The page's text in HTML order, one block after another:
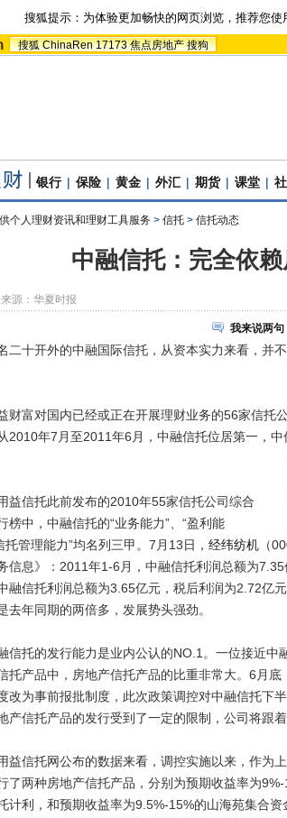
搜狐提示：为体验更加畅快的网页浏览，推荐您
搜狐 ChinaRen 17173 焦点房地产 搜狗
银行 | 保险 | 黄金 | 外汇 | 期货 | 课堂 |
个人理财资讯和理财工具服务 > 信托 > 信托动态
中融信托：完全依
来源： 华夏时报
我来说两句
十开外的中融国际信托，从资本实力来看，并不
富对国内已经或正在开展理财业务的56家信托
2010年7月至2011年6月，中融信托位居第一，
信托此前发布的2010年55家信托公司综合
榜中，中融信托的“业务能力”、“盈利能
托管理能力”均名列三甲。7月13日， 经纬纺机（
信息》：2011年1-6月，中融信托利润总额为
融信托利润总额为3.65亿元，税后利润为2.72亿
去年同期的两倍多，发展势头强劲。
托的发行能力是业内公认的NO.1。一位接近中
托产品中，房地产信托产品的比重非常大。6月
改为事前报批制度，此次政策调控对中融信托下
产信托产品的发行受到了一定的限制，公司将跟着
信托网公布的数据来看，调控实施以来，作为上
了两种房地产信托产品，分别为预期收益率为
计利，和预期收益率为9.5%-15%的山海苑集合